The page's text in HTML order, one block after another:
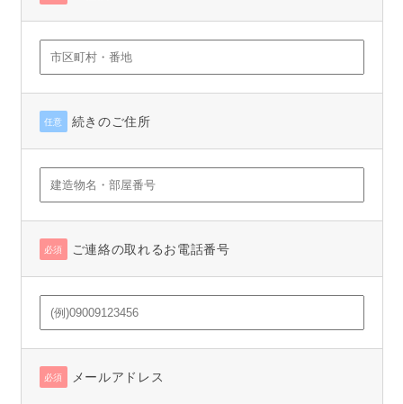
任意 続きのご住所
必須 ご連絡の取れるお電話番号
必須 メールアドレス